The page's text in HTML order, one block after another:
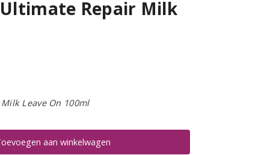
Repair Milk
Leave On 100ml
aan winkelwagen